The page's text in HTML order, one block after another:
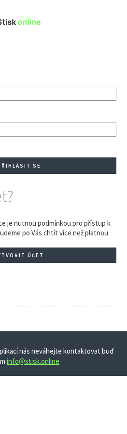
je nutnou podmínkou pro přístup k
po Vás chtít více než platnou
ÚČET
nás neváhejte kontaktovat buď
info@stisk.online